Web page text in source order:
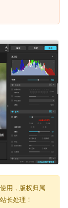
用，版权归属
长处理！